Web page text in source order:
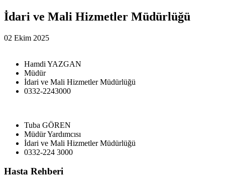
İdari ve Mali Hizmetler Müdürlüğü
02 Ekim 2025
Hamdi YAZGAN
Müdür
İdari ve Mali Hizmetler Müdürlüğü
0332-2243000
Tuba GÖREN
Müdür Yardımcısı
İdari ve Mali Hizmetler Müdürlüğü
0332-224 3000
Hasta Rehberi